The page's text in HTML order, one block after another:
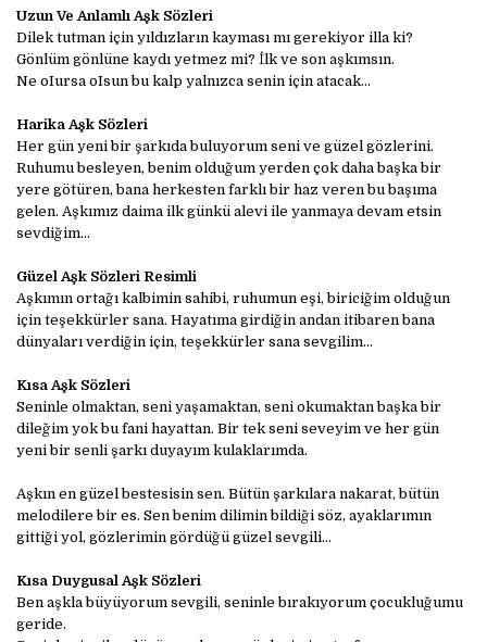
Uzun Ve Anlamlı Aşk Sözleri
Dilek tutman için yıldızların kayması mı gerekiyor illa ki?
Gönlüm gönlüne kaydı yetmez mi? İlk ve son aşkımsın.
Ne oIursa oIsun bu kalp yalnızca senin için atacak...
Harika Aşk Sözleri
Her gün yeni bir şarkıda buluyorum seni ve güzel gözlerini.
Ruhumu besleyen, benim olduğum yerden çok daha başka bir
yere götüren, bana herkesten farklı bir haz veren bu başıma
gelen. Aşkımız daima ilk günkü alevi ile yanmaya devam etsin
sevdiğim...
Güzel Aşk Sözleri Resimli
Aşkımın ortağı kalbimin sahibi, ruhumun eşi, biriciğim olduğun
için teşekkürler sana. Hayatıma girdiğin andan itibaren bana
dünyaları verdiğin için, teşekkürler sana sevgilim...
Kısa Aşk Sözleri
Seninle olmaktan, seni yaşamaktan, seni okumaktan başka bir
dileğim yok bu fani hayattan. Bir tek seni seveyim ve her gün
yeni bir senli şarkı duyayım kulaklarımda.
Aşkın en güzel bestesisin sen. Bütün şarkılara nakarat, bütün
melodilere bir es. Sen benim dilimin bildiği söz, ayaklarımın
gittiği yol, gözlerimin gördüğü güzel sevgili...
Kısa Duygusal Aşk Sözleri
Ben aşkla büyüyorum sevgili, seninle bırakıyorum çocukluğumu
geride.